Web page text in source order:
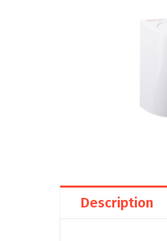
Description